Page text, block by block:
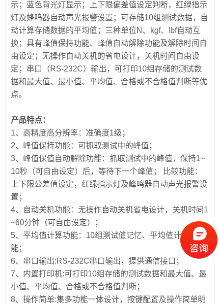
示；蓝色背光灯显示；上下限偏差值设定判断，红绿指示
灯及蜂呜器自动声光报警设置；可存储10组测试数据，自
动计算存储数据的平均值；三种单位N、kgf、lbf自动互
换；具有峰值保持功能、峰值自动解除功能及解除时间自
由设定；无操作自动关机的省电设计，关机时间自由设
定；串口（RS-232C）输出，可打印10组存储的测试数
据和最大值、最小值、平均值、合格或不合格值判断等优
点。
产品特点：
1、高精度高分辨率：准确度1级；
2、峰值保持功能：可抓取测试中的峰值；
3、峰值保值自动解除功能：抓取测试中的峰值，保持1~
10秒（可自由设定）后，等待下一个峰值； 比较功能：
上下限公差值设定，红绿指示灯及峰鸣器自动声光报警设
置；
4、自动关机功能：无操作自动关机省电设计，关机时间1
~60分钟（可自由设定）；
5、平均值计算功能：10组测试值记忆、平均值计算功
能；
6、串口输出:RS-232C串口输出，提供通信接口；
7、内置打印机:可打印10组存储的测试数据和最大值、最
小值、平均值、合格或不合格值判断；
8、操作简单:集多功能一体设计，按键配置及操作简单明